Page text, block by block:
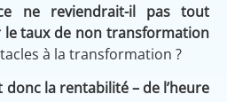
ne reviendrait-il pas tout
taux de non transformation
à la transformation ?
donc la rentabilité – de l’heure